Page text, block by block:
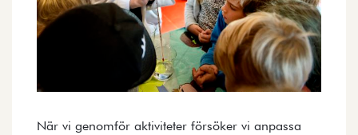
När vi genomför aktiviteter försöker vi anpassa